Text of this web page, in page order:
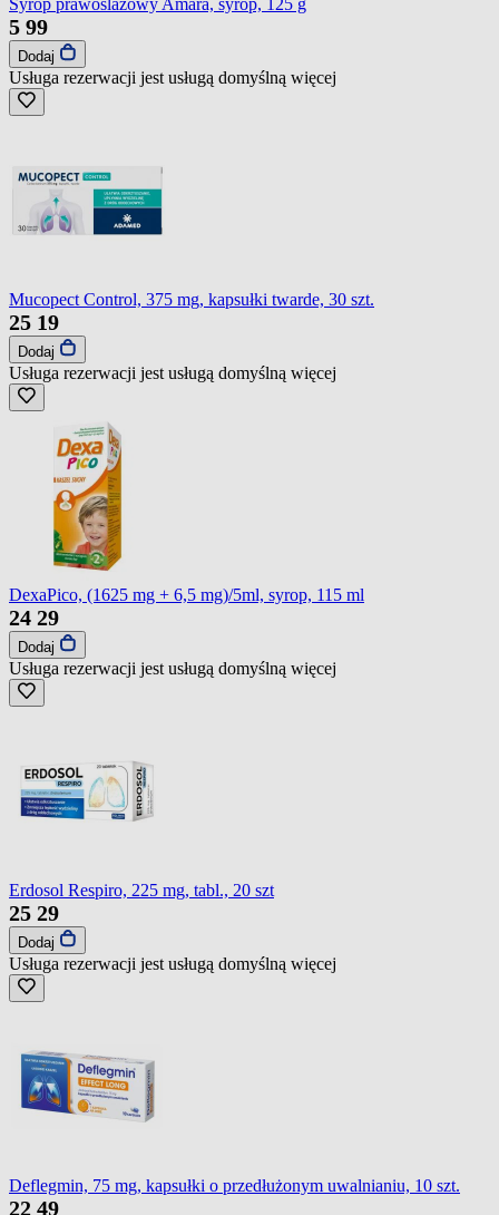
5 99
Dodaj
Usługa rezerwacji jest usługą domyślną więcej
Mucopect Control, 375 mg, kapsułki twarde, 30 szt.
25 19
Dodaj
Usługa rezerwacji jest usługą domyślną więcej
DexaPico, (1625 mg + 6,5 mg)/5ml, syrop, 115 ml
24 29
Dodaj
Usługa rezerwacji jest usługą domyślną więcej
Erdosol Respiro, 225 mg, tabl., 20 szt
25 29
Dodaj
Usługa rezerwacji jest usługą domyślną więcej
Deflegmin, 75 mg, kapsułki o przedłużonym uwalnianiu, 10 szt.
22 49